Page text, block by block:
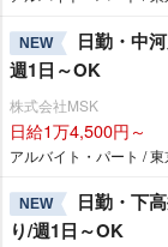
NEW
日勤・中
週1日～OK
株式会社MSK
日給1万4,500円～
アルバイト・パート /
NEW
日勤・下
り/週1日～OK